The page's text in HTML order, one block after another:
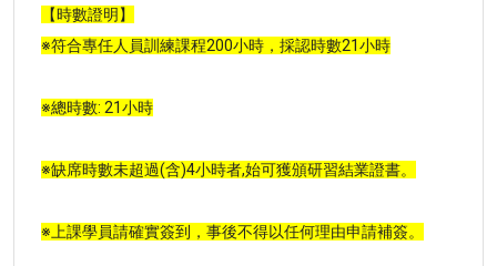
【時數證明】
※符合專任人員訓練課程200小時，採認時數21小時
※總時數: 21小時
※缺席時數未超過(含)4小時者,始可獲頒研習結業證書。
※上課學員請確實簽到，事後不得以任何理由申請補簽。